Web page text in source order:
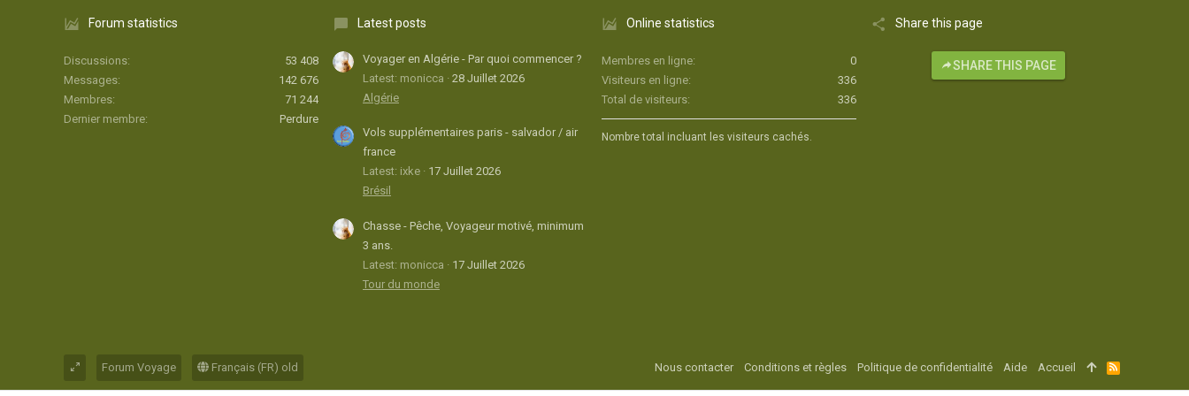
Forum statistics
Discussions
53 408
Messages
142 676
Membres
71 244
Dernier membre
Perdure
Latest posts
Voyager en Algérie - Par quoi commencer ?
Latest: monicca
28 Juillet 2026
Algérie
Vols supplémentaires paris - salvador / air
france
Latest: ixke
17 Juillet 2026
Brésil
Chasse - Pêche, Voyageur motivé, minimum
3 ans.
Latest: monicca
17 Juillet 2026
Tour du monde
Online statistics
Membres en ligne
0
Visiteurs en ligne
336
Total de visiteurs
336
Nombre total incluant les visiteurs cachés.
Share this page
SHARE THIS PAGE
Forum Voyage Français (FR) old Nous contacter Conditions et règles Politique de confidentialité Aide Accueil
R
S
S